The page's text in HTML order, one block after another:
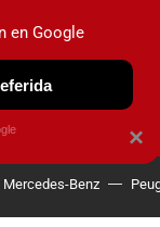
Mercedes-Benz
×
en Google